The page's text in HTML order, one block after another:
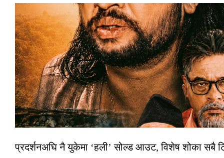
प्रदर्शनअघि नै युकेमा ‘हली’ सोल्ड आउट, विशेष शोका सबै